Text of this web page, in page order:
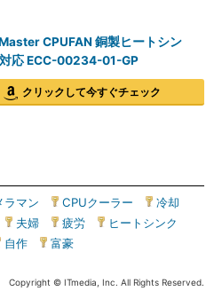
CPUFAN 銅製ヒートシン
応 ECC-00234-01-GP
クリックして今すぐチェック
ラマン CPUクーラー 冷却
夫婦 疲労 ヒートシンク
自作 富豪
Copyright © ITmedia, Inc. All Rights Reserved.